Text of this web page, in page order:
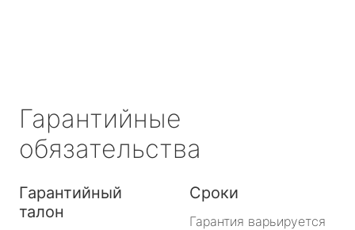
Гарантийные
обязательства
Гарантийный
талон
Сроки
Гарантия варьируется